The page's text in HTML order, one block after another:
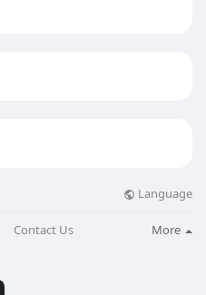
Language
Contact Us More